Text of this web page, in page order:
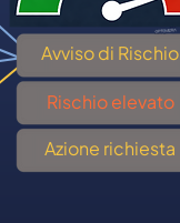
Rischio elevato
Avviso di Rischio
Azione richiesta